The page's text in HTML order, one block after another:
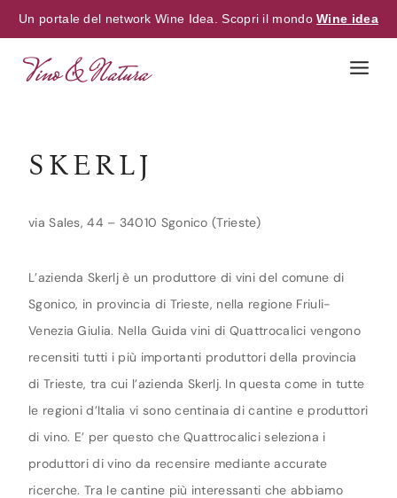
Un portale del network Wine Idea. Scopri il mondoWine idea
SKERLJ
via Sales, 44 – 34010 Sgonico (Trieste)
L’azienda Skerlj è un produttore di vini del comune di
Sgonico, in provincia di Trieste, nella regione Friuli-
Venezia Giulia. Nella Guida vini di Quattrocalici vengono
recensiti tutti i più importanti produttori della provincia
di Trieste, tra cui l’azienda Skerlj. In questa come in tutte
le regioni d’Italia vi sono centinaia di cantine e produttori
di vino. E’ per questo che Quattrocalici seleziona i
produttori di vino da recensire mediante accurate
ricerche. Tra le cantine più interessanti che abbiamo